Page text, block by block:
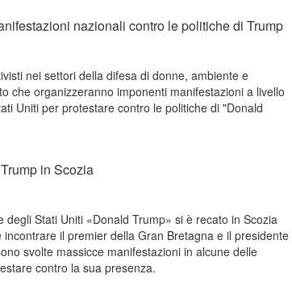
nazionali contro le politiche di Trump
nei settori della difesa di donne, ambiente e
che organizzeranno imponenti manifestazioni a livello
Uniti per protestare contro le politiche di "Donald
in Scozia
degli Stati Uniti «Donald Trump» si è recato in Scozia
il premier della Gran Bretagna e il presidente
svolte massicce manifestazioni in alcune delle
contro la sua presenza.